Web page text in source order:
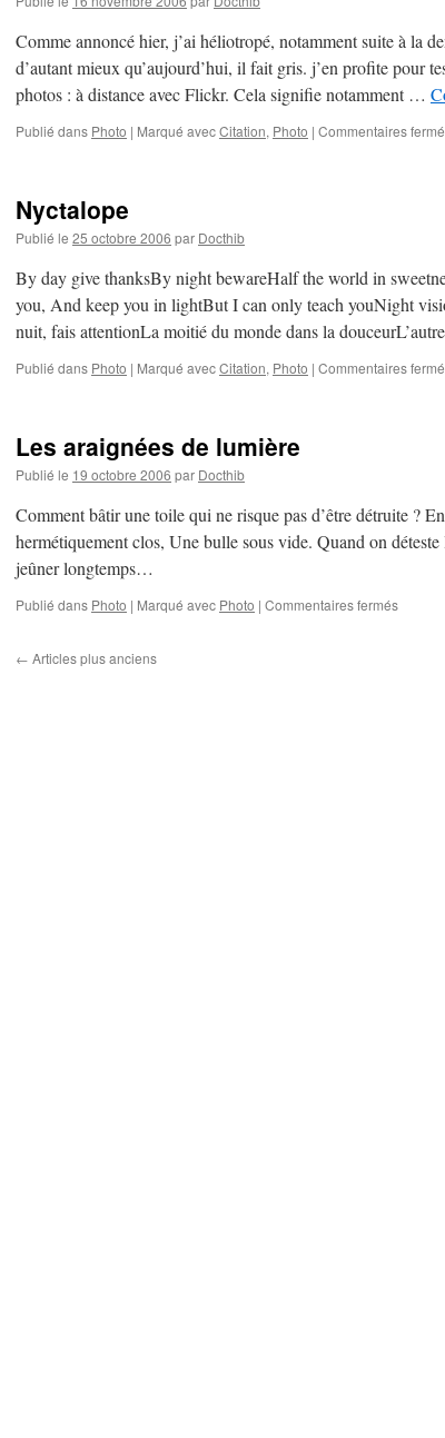
Comme annoncé hier, j’ai héliotropé, notamment suite à la
d’autant mieux qu’aujourd’hui, il fait gris. j’en profite pour
photos : à distance avec Flickr. Cela signifie notamment …
Publié dans Photo | Marqué avecCitation, Photo | Commentaires
Nyctalope
Publié le 25 octobre 2006 par Docthib
By day give thanksBy night bewareHalf the world in
you, And keep you in lightBut I can only teach youNight
nuit, fais attentionLa moitié du monde dans la
Publié dans Photo | Marqué avecCitation, Photo | Commentaires
Les araignées de lumière
Publié le 19 octobre 2006 par Docthib
Comment bâtir une toile qui ne risque pas d’être détruite ?
hermétiquement clos, Une bulle sous vide. Quand on
jeûner longtemps…
Publié dans Photo | Marqué avec Photo | Commentaires ferméssur
← Articles plus anciens